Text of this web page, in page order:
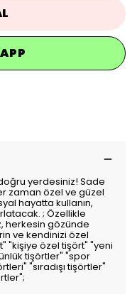
yerdesiniz! Sade
zaman özel ve güzel
hayatta kullanın,
; Özellikle
herkesin gözünde
ve kendinizi özel
"kişiye özel tişört" "yeni
tişörtler" "spor
"sıradışı tişörtler"